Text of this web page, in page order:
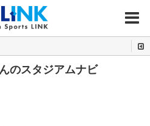
MENU
のスタジアムナビ